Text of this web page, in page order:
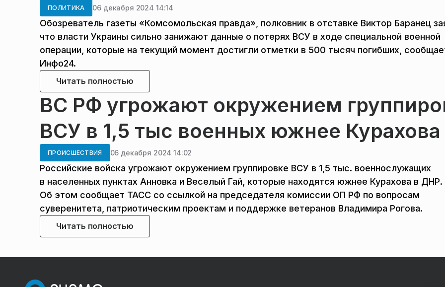
ПОЛИТИКА 06 декабря 2024 14:14
Обозреватель газеты «Комсомольская правда», полковник в отставке Виктор Баранец
что власти Украины сильно занижают данные о потерях ВСУ в ходе специальной военной
операции, которые на текущий момент достигли отметки в 500 тысяч погибших,
Инфо24.
Читать полностью
ВС РФ угрожают окружением
ВСУ в 1,5 тыс военных южнее Курахова
ПРОИСШЕСТВИЯ 06 декабря 2024 14:02
Российские войска угрожают окружением группировке ВСУ в 1,5 тыс. военнослужащих
в населенных пунктах Анновка и Веселый Гай, которые находятся южнее Курахова в ДНР.
Об этом сообщает ТАСС со ссылкой на председателя комиссии ОП РФ по вопросам
суверенитета, патриотическим проектам и поддержке ветеранов Владимира Рогова.
Читать полностью